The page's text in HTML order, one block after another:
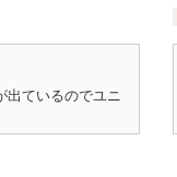
出ているのでユニ